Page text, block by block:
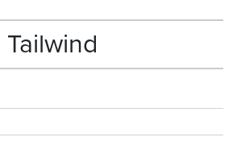
Tailwind